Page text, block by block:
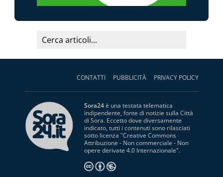
CONTATTI PUBBLICITÀ PRIVACY POLICY
Sora24è una testata telematica
indipendente, fonte di notizie sulla Città
di Sora. Eccetto dove diversamente
indicato, tutti i contenuti sono rilasciati
sotto licenza "Creative Commons
Attribuzione - Non commerciale - Non
opere derivate 4.0 Internazionale".